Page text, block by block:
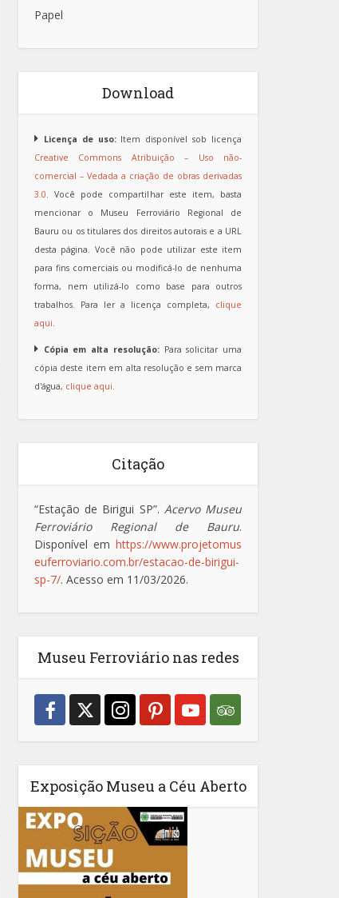
Papel
Download
Licença de uso:Item disponível sob licença
Creative Commons Atribuição – Uso não-
comercial – Vedada a criação de obras derivadas
3.0. Você pode compartilhar este item, basta
mencionar o Museu Ferroviário Regional de
Bauru ou os titulares dos direitos autorais e a URL
desta página. Você não pode utilizar este item
para fins comerciais ou modificá-lo de nenhuma
forma, nem utilizá-lo como base para outros
trabalhos. Para ler a licença completa, clique
aqui.
Cópia em alta resolução:Para solicitar uma
cópia deste item em alta resolução e sem marca
d'água, clique aqui.
Citação
“Estação de Birigui SP”. Acervo Museu
Ferroviário Regional de Bauru.
Disponível em https://www.projetomus
euferroviario.com.br/estacao-de-birigui-
sp-7/. Acesso em 11/03/2026.
Museu Ferroviário nas redes
Exposição Museu a Céu Aberto